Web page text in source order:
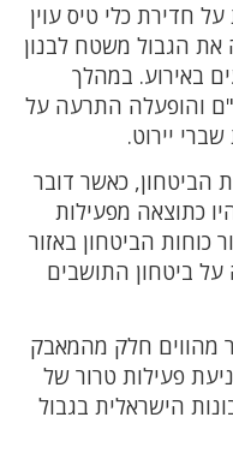
חדירת כלי טיס עוין
הגבול משטח לבנון
באירוע. במהלך
והופעלה התרעה על
יירוט.
הביטחון, כאשר דובר
כתוצאה מפעילות
כוחות הביטחון באזור
ביטחון התושבים
מהווים חלק מהמאבק
פעילות טרור של
הישראלית בגבול